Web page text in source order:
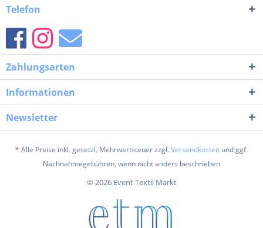
Telefon
Zahlungsarten
Informationen
Newsletter
* Alle Preise inkl. gesetzl. Mehrwertsteuer zzgl.Versandkosten und ggf.
Nachnahmegebühren, wenn nicht anders beschrieben
© 2026 Event Textil Markt